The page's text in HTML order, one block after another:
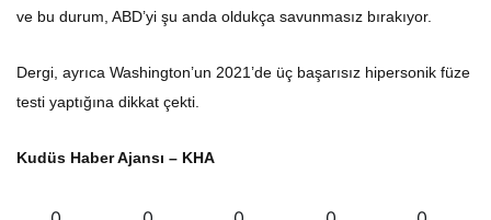
ve bu durum, ABD’yi şu anda oldukça savunmasız bırakıyor.
Dergi, ayrıca Washington’un 2021’de üç başarısız hipersonik füze
testi yaptığına dikkat çekti.
Kudüs Haber Ajansı – KHA